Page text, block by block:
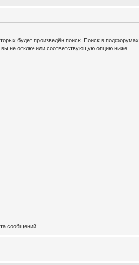
будет произведён поиск. Поиск в подфорумах
вы не отключили соответствующую опцию ниже.
сообщений.